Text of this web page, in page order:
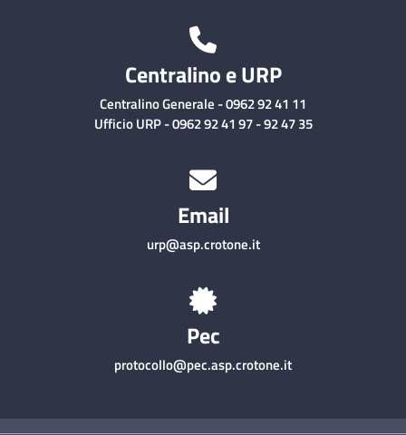
Centralino e URP
Centralino Generale - 0962 92 41 11
Ufficio URP - 0962 92 41 97 - 92 47 35
Email
urp@asp.crotone.it
Pec
protocollo@pec.asp.crotone.it